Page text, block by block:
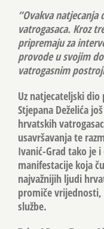
“Ovakva
vatrogasaca. Kroz
pripremaju za
provode u svojim
vatrogasnim
Uz natjecateljski
Stjepana Deželića
hrvatskih
usavršavanja te
Ivanić-Grad tako je
manifestacije koja
najvažnijih ljudi
promiče
službe.